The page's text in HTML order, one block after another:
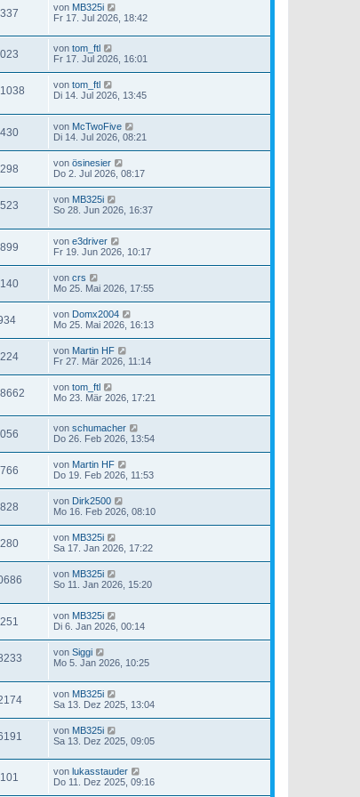
von MB325i
Fr 17. Jul 2026, 18:42
von tom_ftl
Fr 17. Jul 2026, 16:01
von tom_ftl
Di 14. Jul 2026, 13:45
von McTwoFive
Di 14. Jul 2026, 08:21
von ösinesier
Do 2. Jul 2026, 08:17
von MB325i
So 28. Jun 2026, 16:37
von e3driver
Fr 19. Jun 2026, 10:17
von crs
Mo 25. Mai 2026, 17:55
von Domx2004
Mo 25. Mai 2026, 16:13
von Martin HF
Fr 27. Mär 2026, 11:14
von tom_ftl
Mo 23. Mär 2026, 17:21
von schumacher
Do 26. Feb 2026, 13:54
von Martin HF
Do 19. Feb 2026, 11:53
von Dirk2500
Mo 16. Feb 2026, 08:10
von MB325i
Sa 17. Jan 2026, 17:22
von MB325i
So 11. Jan 2026, 15:20
von MB325i
Di 6. Jan 2026, 00:14
von Siggi
Mo 5. Jan 2026, 10:25
von MB325i
Sa 13. Dez 2025, 13:04
von MB325i
Sa 13. Dez 2025, 09:05
von lukasstauder
Do 11. Dez 2025, 09:16